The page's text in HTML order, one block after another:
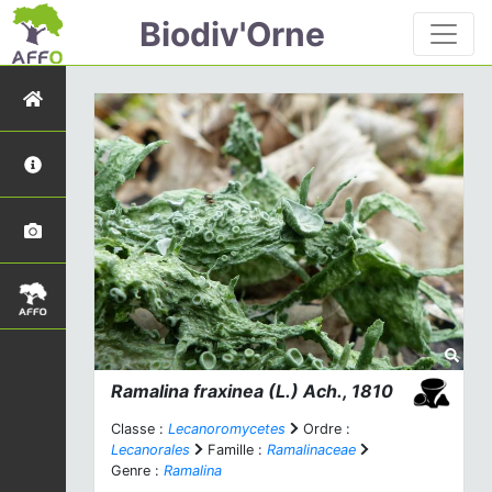
Biodiv'Orne
Ramalina fraxinea (L.) Ach., 1810
Classe : Lecanoromycetes
Ordre :
Lecanorales
Famille : Ramalinaceae
Genre : Ramalina